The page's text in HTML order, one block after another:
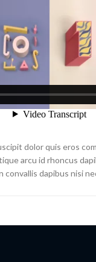
dolor quis eros
arcu id rhoncus
convallis dapibus nisi